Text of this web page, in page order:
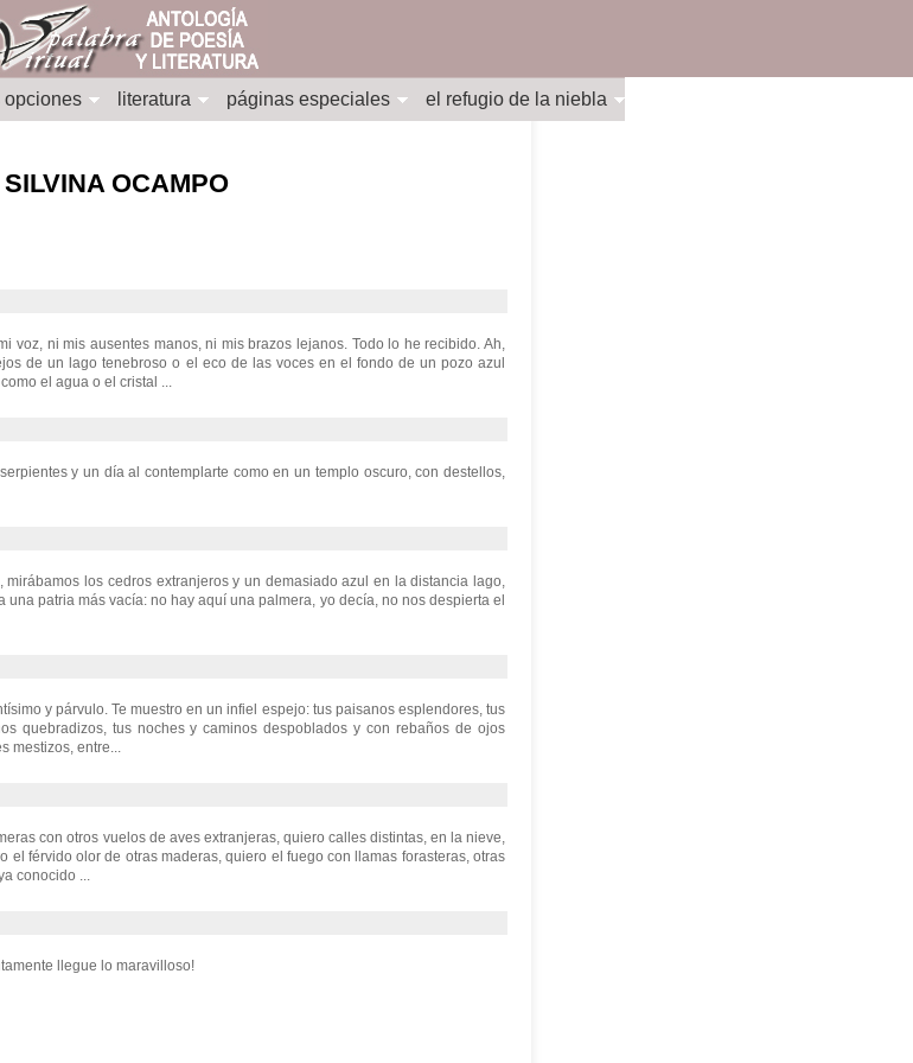
opciones literatura páginas especiales el refugio de la niebla
SILVINA OCAMPO
voz, ni mis ausentes manos, ni mis brazos lejanos. Todo lo he recibido. Ah,
de un lago tenebroso o el eco de las voces en el fondo de un pozo azul
el agua o el cristal ...
y un día al contemplarte como en un templo oscuro, con destellos,
mirábamos los cedros extranjeros y un demasiado azul en la distancia lago,
una patria más vacía: no hay aquí una palmera, yo decía, no nos despierta el
y párvulo. Te muestro en un infiel espejo: tus paisanos esplendores, tus
quebradizos, tus noches y caminos despoblados y con rebaños de ojos
mestizos, entre...
con otros vuelos de aves extranjeras, quiero calles distintas, en la nieve,
el férvido olor de otras maderas, quiero el fuego con llamas forasteras, otras
conocido ...
llegue lo maravilloso!